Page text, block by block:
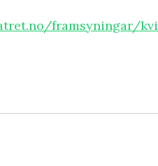
framsyningar/